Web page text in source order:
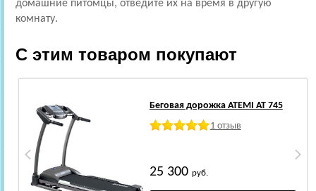
домашние питомцы, отведите их на время в другую
комнату.
С этим товаром покупают
Беговая дорожка ATEMI AT 745
1 отзыв
25 300 руб.